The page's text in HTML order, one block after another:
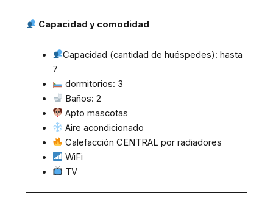
Capacidad y comodidad
Capacidad (cantidad de huéspedes): hasta
7
dormitorios: 3
Baños: 2
Apto mascotas
Aire acondicionado
Calefacción CENTRAL por radiadores
WiFi
TV